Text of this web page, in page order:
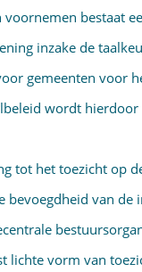
bestaat
inzake de
gemeenten voor
wordt
tot het toezicht op
bevoegdheid van de
lichte vorm van